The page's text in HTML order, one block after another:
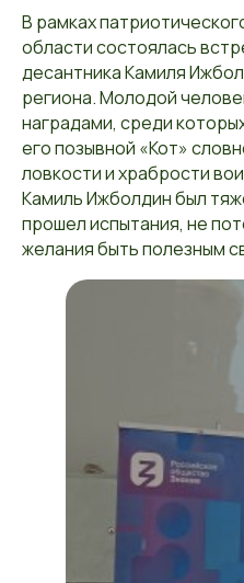
В рамках
области состоялась
десантника Камиля
региона. Молодой
наградами, среди
его позывной «Кот»
ловкости и храбрости
Камиль Ижболдин был
прошел испытания, не
желания быть полезным